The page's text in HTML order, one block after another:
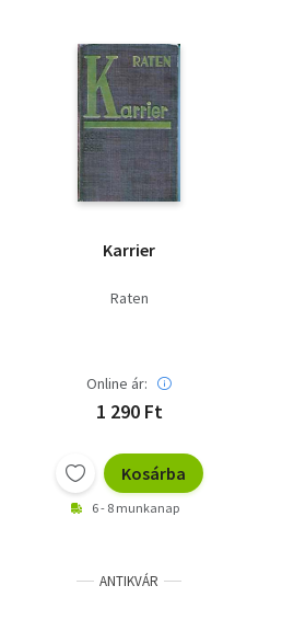
Karrier
Raten
Online ár:
1 290 Ft
Kosárba
6 - 8 munkanap
ANTIKVÁR